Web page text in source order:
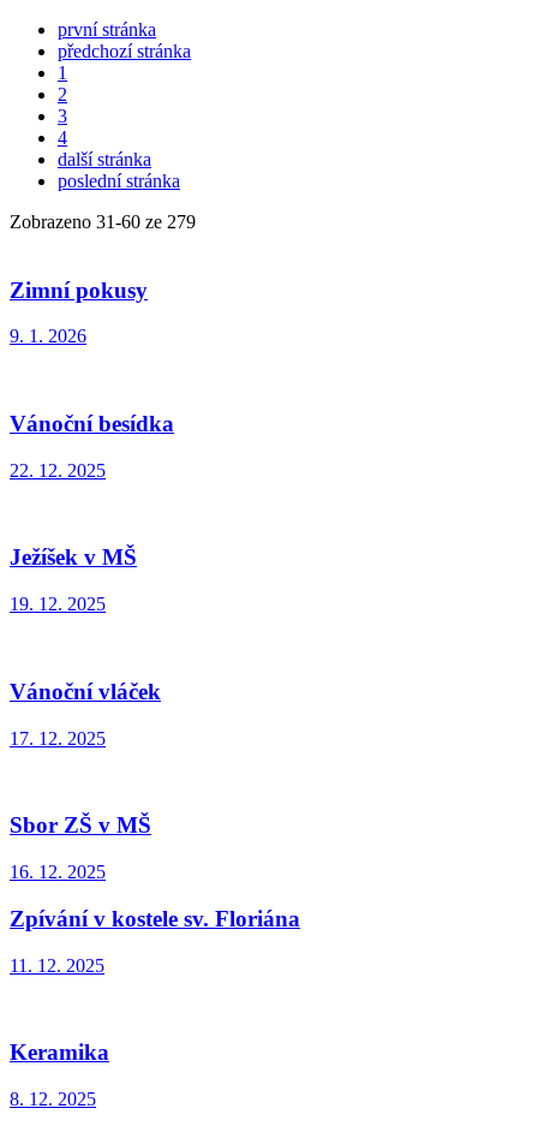
první stránka
předchozí stránka
1
2
3
4
další stránka
poslední stránka
Zobrazeno 31-60 ze 279
Zimní pokusy
9. 1. 2026
Vánoční besídka
22. 12. 2025
Ježíšek v MŠ
19. 12. 2025
Vánoční vláček
17. 12. 2025
Sbor ZŠ v MŠ
16. 12. 2025
Zpívání v kostele sv. Floriána
11. 12. 2025
Keramika
8. 12. 2025